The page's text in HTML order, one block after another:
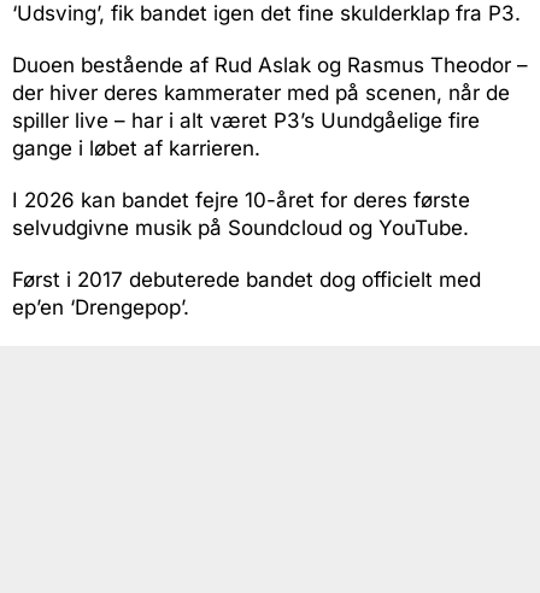
‘Udsving’, fik bandet igen det fine skulderklap fra P3.
Duoen bestående af Rud Aslak og Rasmus Theodor –
der hiver deres kammerater med på scenen, når de
spiller live – har i alt været P3’s Uundgåelige fire
gange i løbet af karrieren.
I 2026 kan bandet fejre 10-året for deres første
selvudgivne musik på Soundcloud og YouTube.
Først i 2017 debuterede bandet dog officielt med
ep’en ‘Drengepop’.